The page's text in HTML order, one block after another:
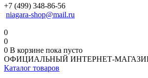
+7 (499) 348-86-56
niagara-shop@mail.ru
0
0
0 В корзине пока пусто
ОФИЦИАЛЬНЫЙ ИНТЕРНЕТ-
Каталог товаров